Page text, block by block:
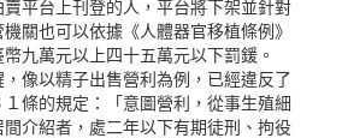
平台上刊登的人，平台將下架並針對
關也可以依據《人體器官移植條例》
九萬元以上四十五萬元以下罰鍰。
以精子出售營利為例，已經違反了
１條的規定：「意圖營利，從事生殖細
介紹者，處二年以下有期徒刑、拘役